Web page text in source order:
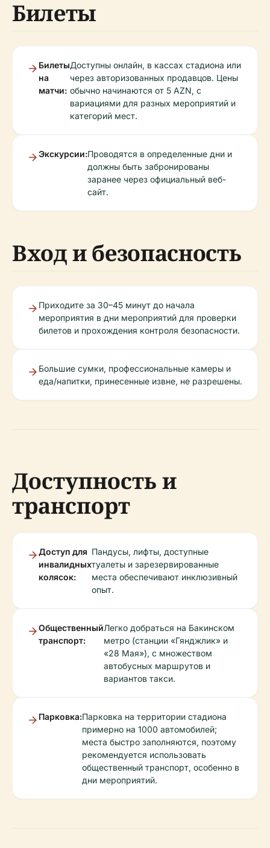
Билеты
Билеты
на
матчи:
Доступны онлайн, в кассах стадиона или
через авторизованных продавцов. Цены
обычно начинаются от 5 AZN, с
вариациями для разных мероприятий и
категорий мест.
Экскурсии:Проводятся в определенные дни и
должны быть забронированы
заранее через официальный веб-
сайт.
Вход и безопасность
Приходите за 30–45 минут до начала
мероприятия в дни мероприятий для проверки
билетов и прохождения контроля безопасности.
Большие сумки, профессиональные камеры и
еда/напитки, принесенные извне, не разрешены.
Доступность и
транспорт
Доступ для
инвалидных
колясок:
Пандусы, лифты, доступные
туалеты и зарезервированные
места обеспечивают инклюзивный
опыт.
Общественный
транспорт:
Легко добраться на Бакинском
метро (станции «Гянджлик» и
«28 Мая»), с множеством
автобусных маршрутов и
вариантов такси.
Парковка:Парковка на территории стадиона
примерно на 1000 автомобилей;
места быстро заполняются, поэтому
рекомендуется использовать
общественный транспорт, особенно в
дни мероприятий.